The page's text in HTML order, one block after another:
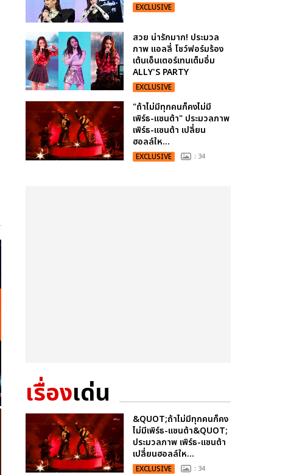
EXCLUSIVE
สวย น่ารักมาก! ประมวล
ภาพ แอลลี่ โชว์ฟอร์มร้อง
เต้นเอ็นเตอร์เทนเต็มอิ่ม
ALLY'S PARTY
EXCLUSIVE
"ถ้าไม่มีทุกคนก็คงไม่มี
เพิร์ธ-แซนต้า" ประมวลภาพ
เพิร์ธ-แซนต้า เปลี่ยน
ฮอลล์ให...
EXCLUSIVE : 34
เรื่องเด่น
&QUOT;ถ้าไม่มีทุกคนก็คง
ไม่มีเพิร์ธ-แซนต้า&QUOT;
ประมวลภาพ เพิร์ธ-แซนต้า
เปลี่ยนฮอลล์ให...
EXCLUSIVE : 34